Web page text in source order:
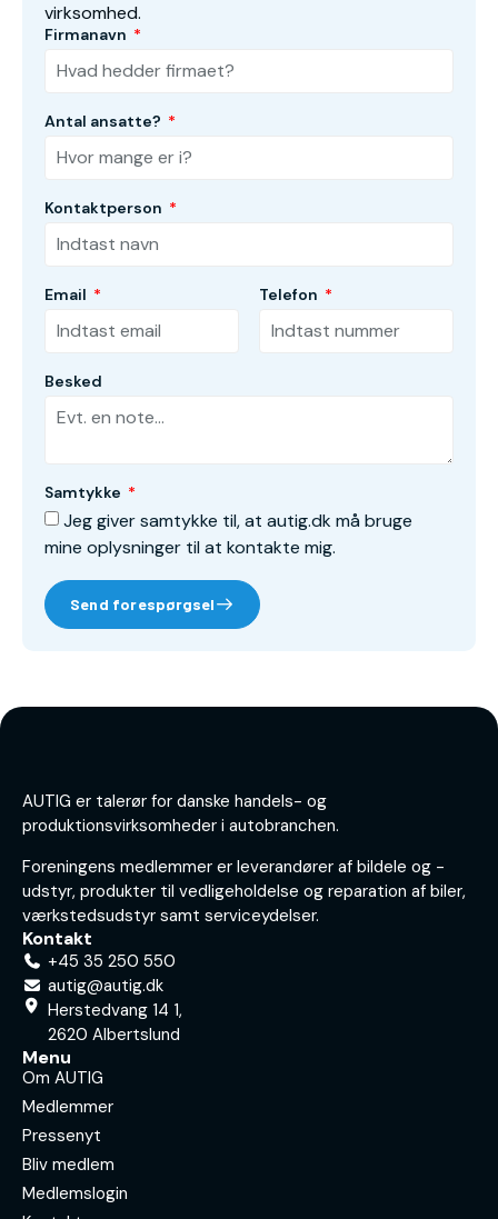
virksomhed.
Firmanavn
Antal ansatte?
Kontaktperson
Email Telefon
Besked
Samtykke
Jeg giver samtykke til, at autig.dk må bruge
mine oplysninger til at kontakte mig.
Send forespørgsel
AUTIG er talerør for danske handels- og
produktionsvirksomheder i autobranchen.
Foreningens medlemmer er leverandører af bildele og -
udstyr, produkter til vedligeholdelse og reparation af biler,
værkstedsudstyr samt serviceydelser.
Kontakt
+45 35 250 550
autig@autig.dk
Herstedvang 14 1,
2620 Albertslund
Menu
Om AUTIG
Medlemmer
Pressenyt
Bliv medlem
Medlemslogin